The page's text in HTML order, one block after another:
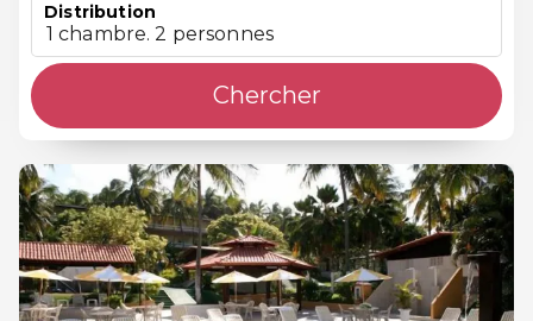
Distribution
1 chambre. 2 personnes
Chercher